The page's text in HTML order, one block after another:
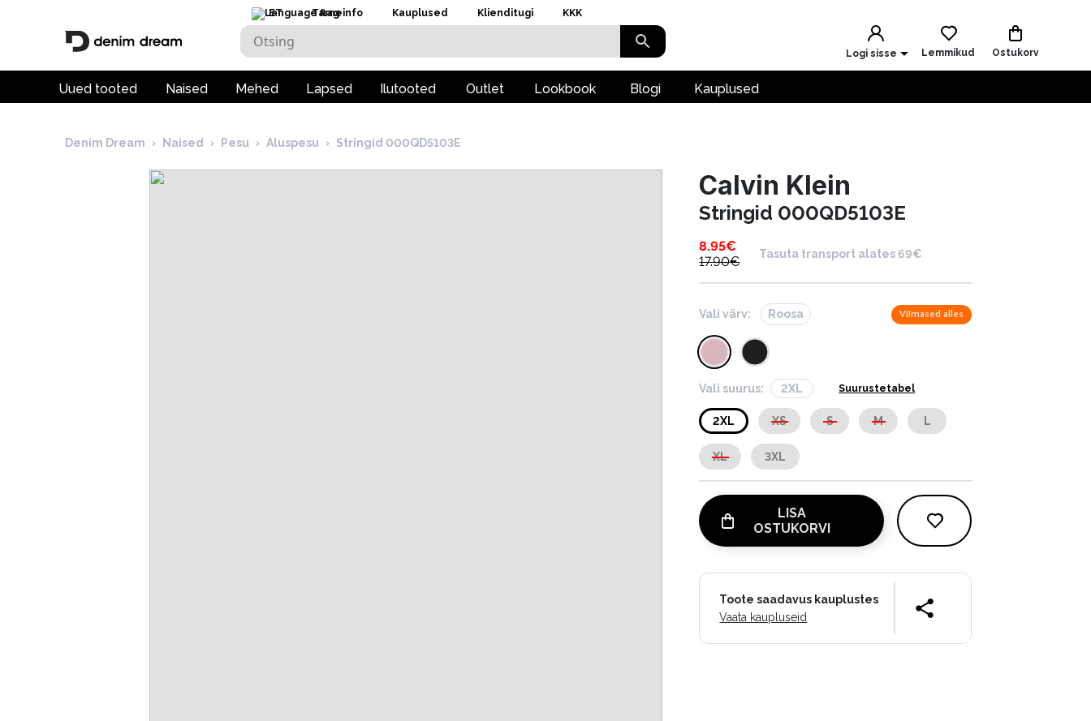
ET Tarneinfo Kauplused Klienditugi KKK
Logi sisse Lemmikud Ostukorv
Uued tooted Naised Mehed Lapsed Ilutooted Outlet Lookbook Blogi Kauplused
Denim Dream › Naised › Pesu › Aluspesu › Stringid 000QD5103E
Calvin Klein
Stringid 000QD5103E
8.95€
17.90€
Tasuta transport alates 69€
Vali värv: Roosa Viimased alles
Vali suurus: 2XL Suurustetabel
2XL XS S M L
XL 3XL
LISA
OSTUKORVI
Toote saadavus kauplustes
Vaata kaupluseid